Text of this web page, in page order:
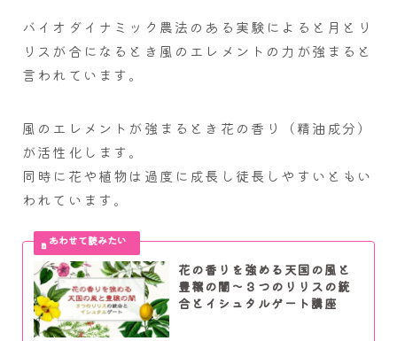
バイオダイナミック農法のある実験によると月とリ
リスが合になるとき風のエレメントの力が強まると
言われています。
風のエレメントが強まるとき花の香り（精油成分）
が活性化します。
同時に花や植物は過度に成長し徒長しやすいともい
われています。
花の香りを強める天国の風と
豊穣の闇～３つのリリスの統
合とイシュタルゲート講座